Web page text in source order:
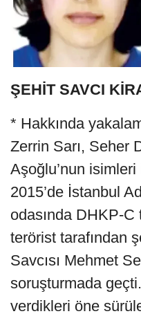
ŞEHİT SAVCI
* Hakkında
Zerrin Sarı, Seher
Aşoğlu’nun
2015’de İstanbul
odasında DHKP-
terörist tarafından
Savcısı Mehmet
soruşturmada geçti.
verdikleri öne